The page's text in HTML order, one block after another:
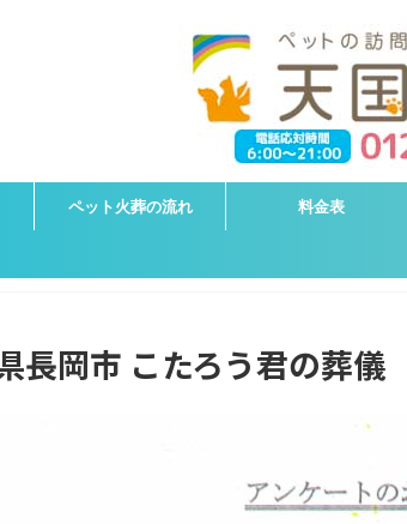
ペット火葬の流れ 料金表
長岡市 こたろう君の葬